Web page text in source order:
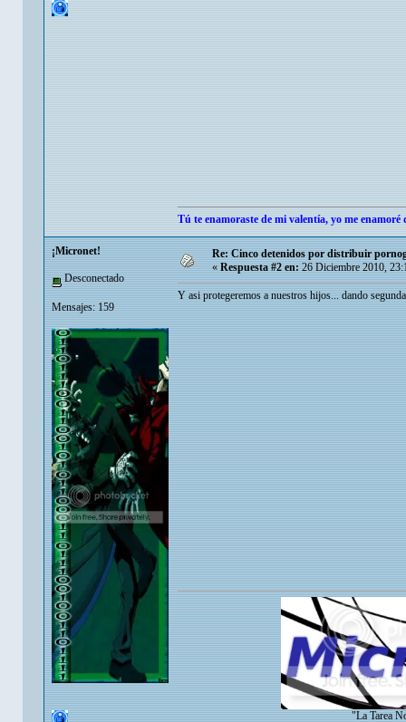
Tú te enamoraste de mi valentía, yo me
¡Micronet!
Desconectado
Mensajes: 159
Re: Cinco detenidos por distribuir
«Respuesta #2 en:26 Diciembre 2010,
Y asi protegeremos a nuestros hijos... dando
"La Tarea